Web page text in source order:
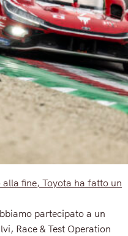
fine, Toyota ha fatto un
partecipato a un
Race & Test Operation